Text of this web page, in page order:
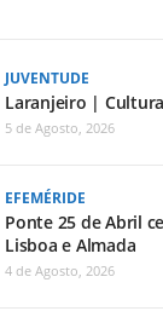
JUVENTUDE
Laranjeiro |
5 de Agosto, 2026
EFEMÉRIDE
Ponte 25 de Abril
Lisboa e Almada
4 de Agosto, 2026